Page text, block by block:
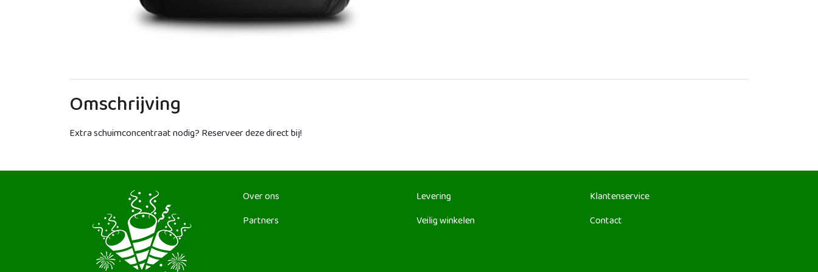
Omschrijving
Extra schuimconcentraat nodig? Reserveer deze direct bij!
Over ons
Partners
Levering
Veilig winkelen
Klantenservice
Contact